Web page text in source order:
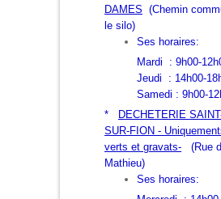
DAMES (Chemin
le silo)
Ses horaires:
Mardi : 9h00-
Jeudi : 14h00-
Samedi : 9h00-
*
DECHETERIE
SUR-FION -
verts et gravats- (Rue
Mathieu)
Ses horaires: